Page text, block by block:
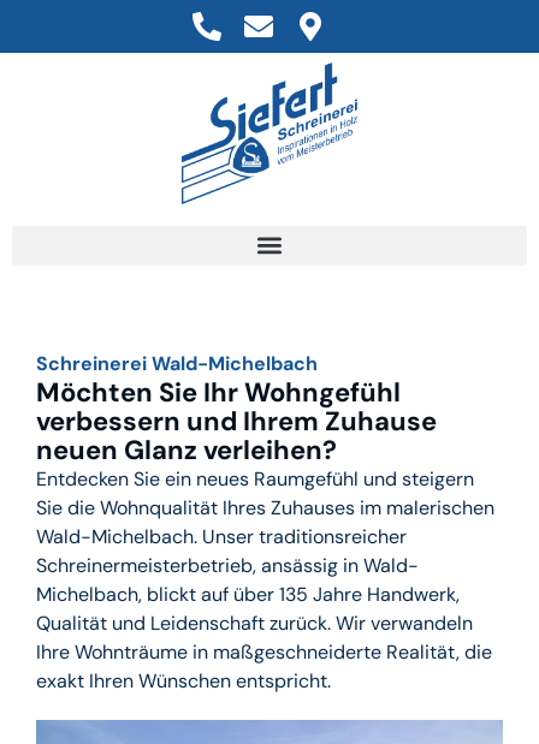
Schreinerei Wald-Michelbach​
Möchten Sie Ihr Wohngefühl
verbessern und Ihrem Zuhause
neuen Glanz verleihen?
Entdecken Sie ein neues Raumgefühl und steigern
Sie die Wohnqualität Ihres Zuhauses im malerischen
Wald-Michelbach. Unser traditionsreicher
Schreinermeisterbetrieb, ansässig in Wald-
Michelbach, blickt auf über 135 Jahre Handwerk,
Qualität und Leidenschaft zurück. Wir verwandeln
Ihre Wohnträume in maßgeschneiderte Realität, die
exakt Ihren Wünschen entspricht.